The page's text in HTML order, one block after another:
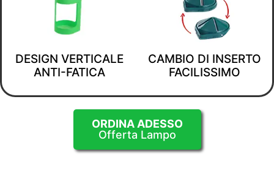
DESIGN VERTICALE
ANTI-FATICA
CAMBIO DI INSERTO
FACILISSIMO
ORDINA ADESSO
Offerta Lampo